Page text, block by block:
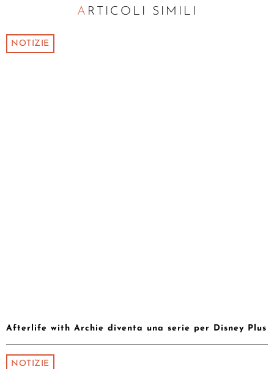
ARTICOLI SIMILI
NOTIZIE
Afterlife with Archie diventa una serie per Disney Plus
NOTIZIE